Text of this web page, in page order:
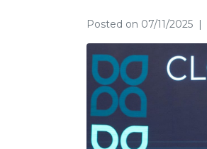
Posted on 07/11/2025